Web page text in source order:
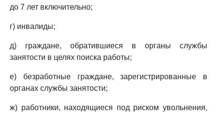
до 7 лет включительно;
г) инвалиды;
д) граждане, обратившиеся в органы службы
занятости в целях поиска работы;
е) безработные граждане, зарегистрированные в
органах службы занятости;
ж) работники, находящиеся под риском увольнения,